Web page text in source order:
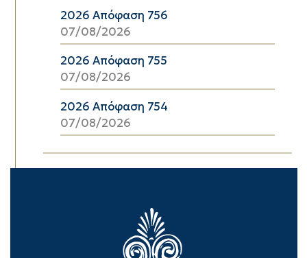
2026 Απόφαση 756
07/08/2026
2026 Απόφαση 755
07/08/2026
2026 Απόφαση 754
07/08/2026